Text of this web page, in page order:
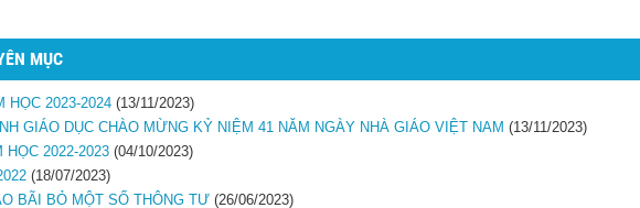
MỤC
HỌC 2023-2024 (13/11/2023)
GIÁO DỤC CHÀO MỪNG KỶ NIỆM 41 NĂM NGÀY NHÀ GIÁO VIỆT NAM (13/11/2023)
HỌC 2022-2023 (04/10/2023)
(18/07/2023)
BÃI BỎ MỘT SỐ THÔNG TƯ (26/06/2023)